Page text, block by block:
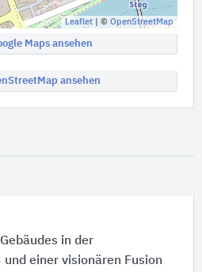
Leaflet| © OpenStreetMap
Maps ansehen
ansehen
in der
einer visionären Fusion